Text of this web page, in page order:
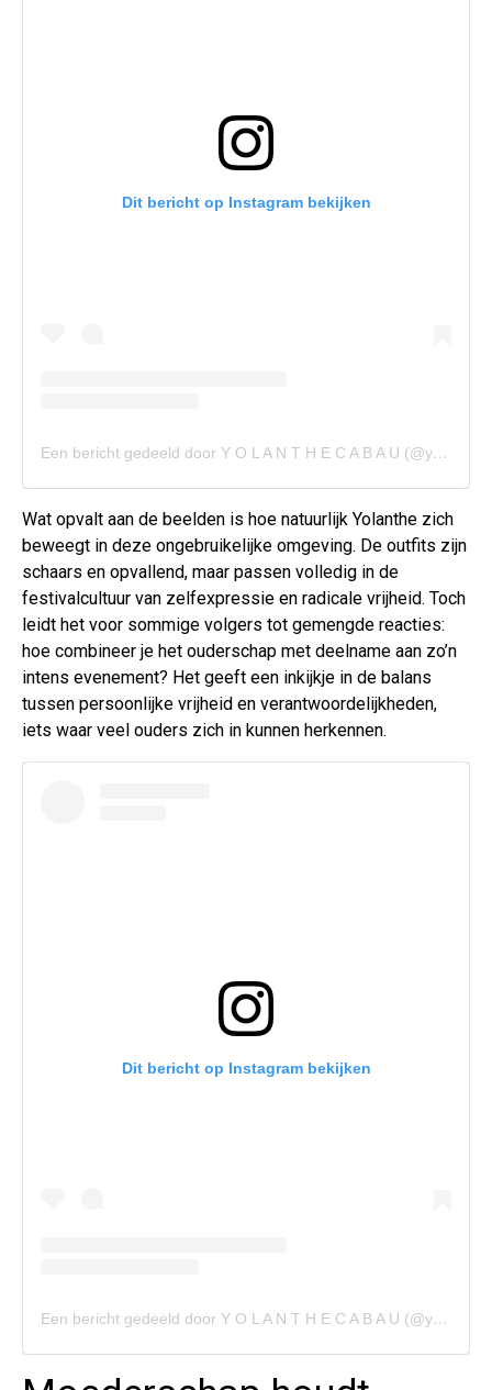
Dit bericht op Instagram bekijken
Een bericht gedeeld door Y O L A N T H E C A B A U (@yolanthecabau)
Wat opvalt aan de beelden is hoe natuurlijk Yolanthe zich
beweegt in deze ongebruikelijke omgeving. De outfits zijn
schaars en opvallend, maar passen volledig in de
festivalcultuur van zelfexpressie en radicale vrijheid. Toch
leidt het voor sommige volgers tot gemengde reacties:
hoe combineer je het ouderschap met deelname aan zo’n
intens evenement? Het geeft een inkijkje in de balans
tussen persoonlijke vrijheid en verantwoordelijkheden,
iets waar veel ouders zich in kunnen herkennen.
Dit bericht op Instagram bekijken
Een bericht gedeeld door Y O L A N T H E C A B A U (@yolanthecabau)